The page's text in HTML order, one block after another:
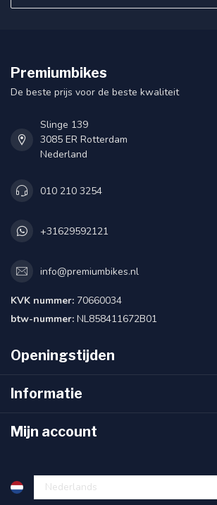
Premiumbikes
De beste prijs voor de beste kwaliteit
Slinge 139
3085 ER Rotterdam
Nederland
010 210 3254
+31629592121
info@premiumbikes.nl
KVK nummer: 70660034
btw-nummer: NL858411672B01
Openingstijden
Informatie
Mijn account